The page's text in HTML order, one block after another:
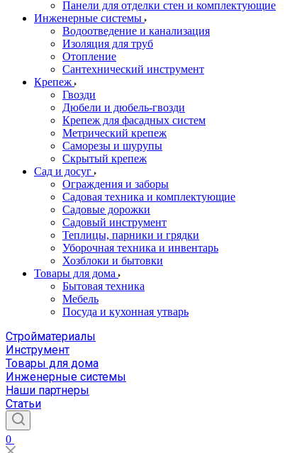
Панели для отделки стен и комплектующие
Инженерные системы
Водоотведение и канализация
Изоляция для труб
Отопление
Сантехнический инструмент
Крепеж
Гвозди
Дюбели и дюбель-гвозди
Крепеж для фасадных систем
Метрический крепеж
Саморезы и шурупы
Скрытый крепеж
Сад и досуг
Ограждения и заборы
Садовая техника и комплектующие
Садовые дорожки
Садовый инструмент
Теплицы, парники и грядки
Уборочная техника и инвентарь
Хозблоки и бытовки
Товары для дома
Бытовая техника
Мебель
Посуда и кухонная утварь
Стройматериалы
Инструмент
Товары для дома
Инженерные системы
Наши партнеры
Статьи
0